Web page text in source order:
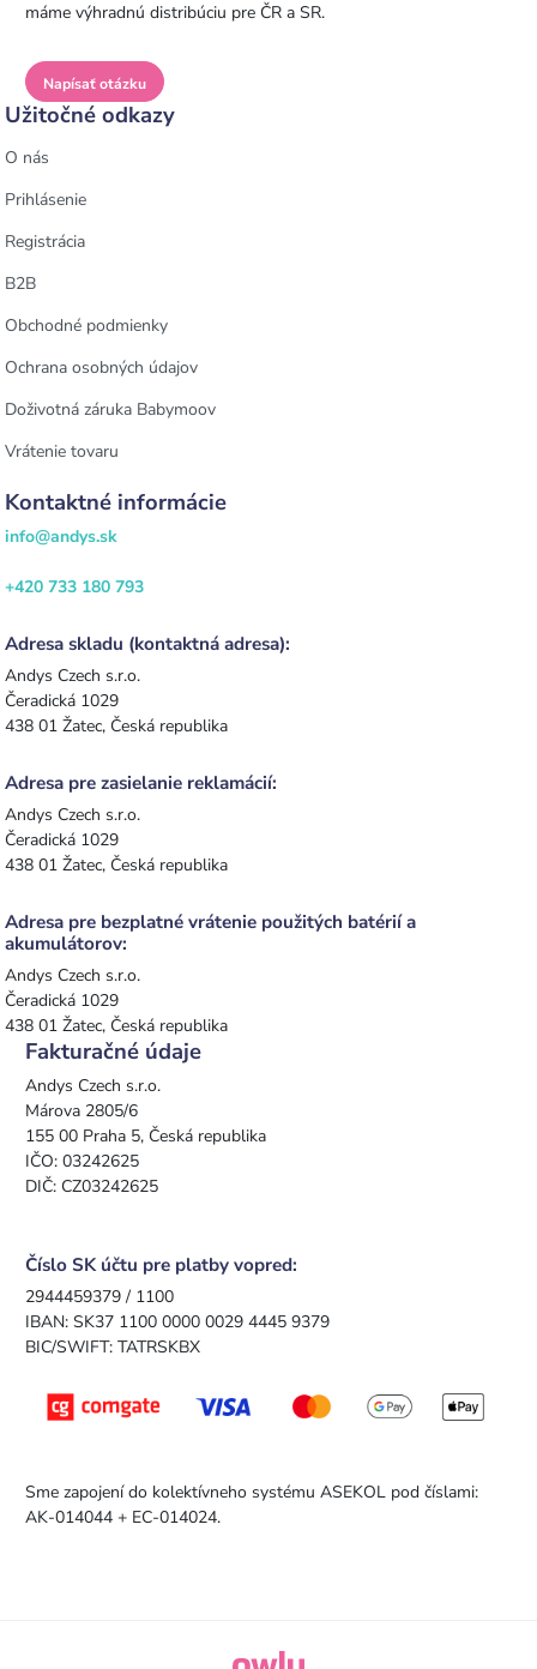
máme výhradnú distribúciu pre ČR a SR.
Napísať otázku
Užitočné odkazy
O nás
Prihlásenie
Registrácia
B2B
Obchodné podmienky
Ochrana osobných údajov
Doživotná záruka Babymoov
Vrátenie tovaru
Kontaktné informácie
info@andys.sk
+420 733 180 793
Adresa skladu (kontaktná adresa):
Andys Czech s.r.o.
Čeradická 1029
438 01 Žatec, Česká republika
Adresa pre zasielanie reklamácií:
Andys Czech s.r.o.
Čeradická 1029
438 01 Žatec, Česká republika
Adresa pre bezplatné vrátenie použitých batérií a
akumulátorov:
Andys Czech s.r.o.
Čeradická 1029
438 01 Žatec, Česká republika
Fakturačné údaje
Andys Czech s.r.o.
Márova 2805/6
155 00 Praha 5, Česká republika
IČO: 03242625
DIČ: CZ03242625
Číslo SK účtu pre platby vopred:
2944459379 / 1100
IBAN: SK37 1100 0000 0029 4445 9379
BIC/SWIFT: TATRSKBX
Sme zapojení do kolektívneho systému ASEKOL pod číslami:
AK-014044 + EC-014024.
owly.digital - Logo